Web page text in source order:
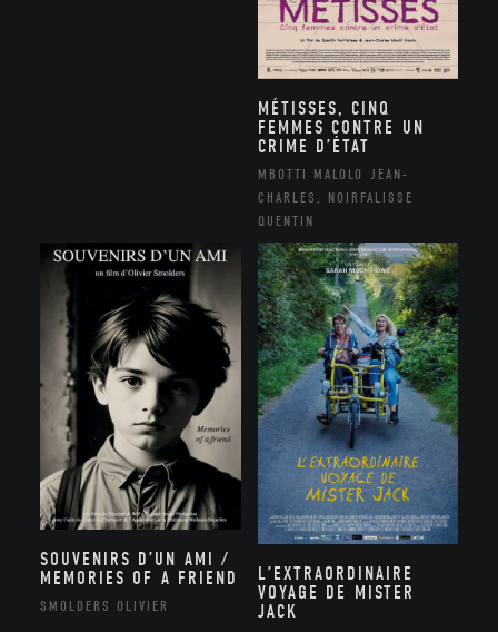
MÉTISSES, CINQ
FEMMES CONTRE UN
CRIME D’ÉTAT
MBOTTI MALOLO JEAN-
CHARLES, NOIRFALISSE
QUENTIN
SOUVENIRS D’UN AMI /
MEMORIES OF A FRIEND
SMOLDERS OLIVIER
L’EXTRAORDINAIRE
VOYAGE DE MISTER
JACK